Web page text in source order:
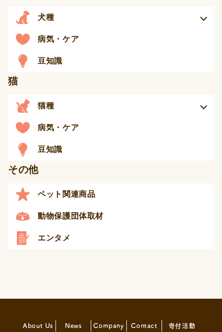
犬種
病気・ケア
豆知識
猫
猫種
病気・ケア
豆知識
その他
ペット関連商品
動物保護団体取材
エンタメ
About Us News Company Contact 寄付活動